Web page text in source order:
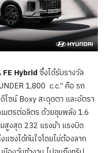
Hybridซึ่งได้รับรางวัล
1,800 c.c.” คือ รถ
ไซน์ Boxy สะดุดตา และอัตรา
มตรต่อลิตร ด้วยขุมพลัง 1.6
สูงสุด 232 แรงม้า แรงบิด
ซงได้ทันใจโดยไม่ต้องลาก